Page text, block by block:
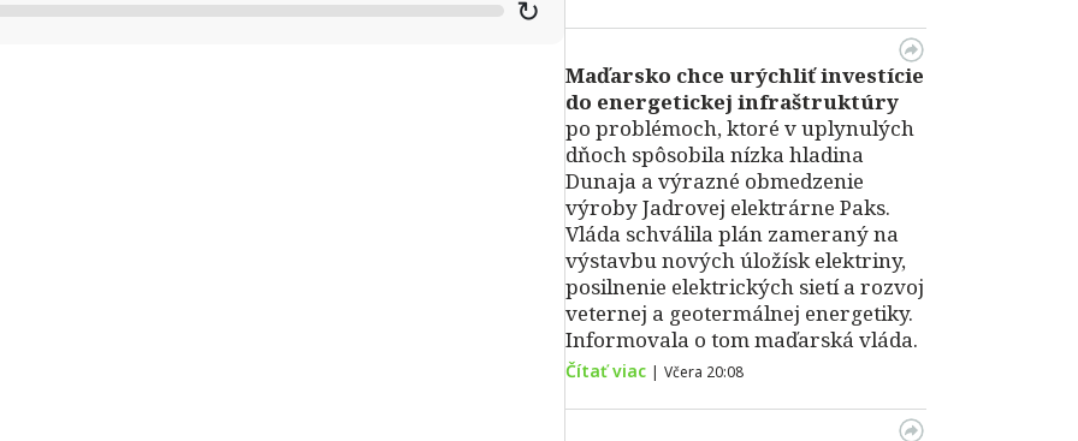
↻
Maďarsko chce urýchliť investície
do energetickej infraštruktúry
po problémoch, ktoré v uplynulých
dňoch spôsobila nízka hladina
Dunaja a výrazné obmedzenie
výroby Jadrovej elektrárne Paks.
Vláda schválila plán zameraný na
výstavbu nových úložísk elektriny,
posilnenie elektrických sietí a rozvoj
veternej a geotermálnej energetiky.
Informovala o tom maďarská vláda.
Čítať viac | Včera 20:08